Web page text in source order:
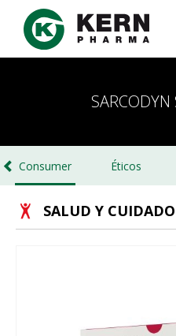
Pasar
contenido
Consumer Éticos
SALUD Y